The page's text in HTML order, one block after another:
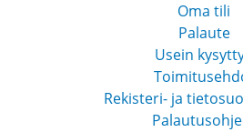
Oma tili
Palaute
Usein
Rekisteri- ja